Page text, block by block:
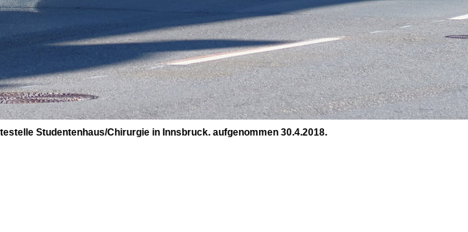
Studentenhaus/Chirurgie in Innsbruck. aufgenommen 30.4.2018.